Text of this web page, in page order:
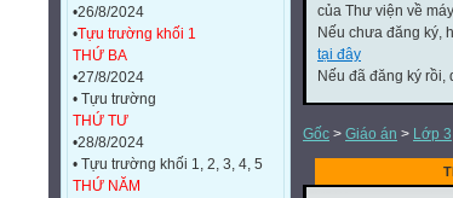
•26/8/2024
•Tựu trường khối 1
THỨ BA
•27/8/2024
• Tựu trường
THỨ TƯ
•28/8/2024
• Tựu trường khối 1, 2, 3, 4, 5
THỨ NĂM
của Thư viện về
Nếu chưa đăng ký,
tại đây
Nếu đã đăng ký
Gốc > Giáo án > Lớp 3